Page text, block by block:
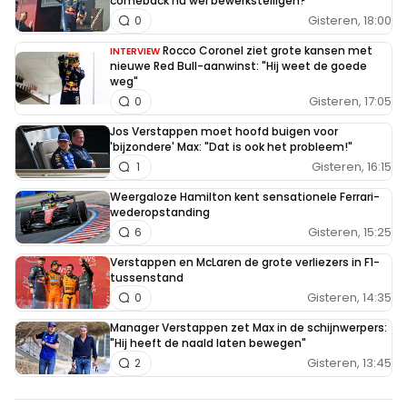
Gisteren, 18:00
0
INTERVIEW Rocco Coronel ziet grote kansen met
nieuwe Red Bull-aanwinst: "Hij weet de goede
weg"
Gisteren, 17:05
0
Jos Verstappen moet hoofd buigen voor
'bijzondere' Max: "Dat is ook het probleem!"
Gisteren, 16:15
1
Weergaloze Hamilton kent sensationele Ferrari-
wederopstanding
Gisteren, 15:25
6
Verstappen en McLaren de grote verliezers in F1-
tussenstand
Gisteren, 14:35
0
Manager Verstappen zet Max in de schijnwerpers:
"Hij heeft de naald laten bewegen"
Gisteren, 13:45
2